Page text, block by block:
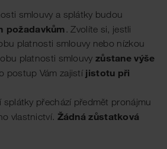
smlouvy a splátky budou
požadavkům. Zvolíte si, jestli
platnosti smlouvy nebo nízkou
platnosti smlouvy zůstane výše
postup Vám zajistí jistotu při
splátky přechází předmět pronájmu
vlastnictví. Žádná zůstatková